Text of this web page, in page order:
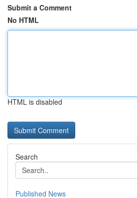
Submit a Comment
No HTML
HTML is disabled
Search
Published News